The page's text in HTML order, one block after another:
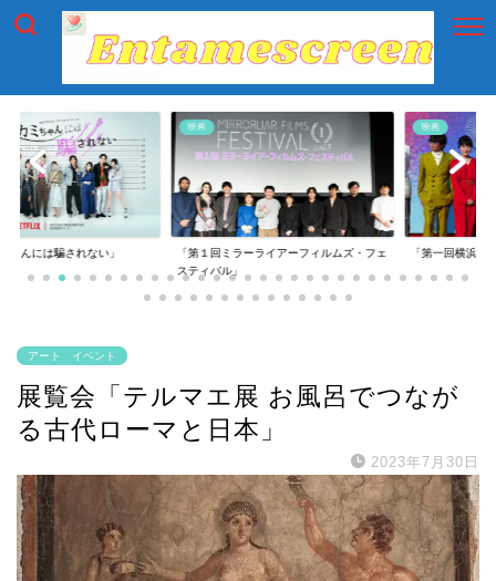
は騙されない」
「第１回ミラーライアーフィルムズ・フェ
スティバル」
「第一回横浜国際映画
アート イベント
展覧会「テルマエ展 お風呂でつなが
る古代ローマと日本」
2023年7月30日